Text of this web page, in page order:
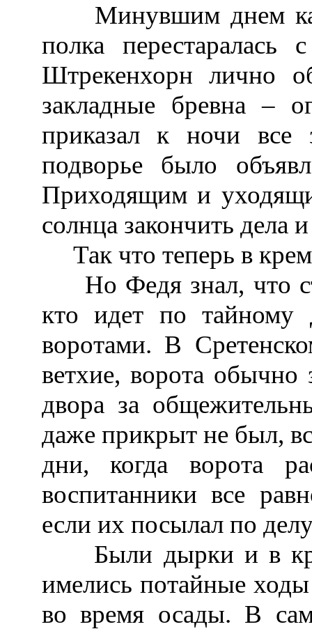
Минувшим днем
полка перестаралась
Штрекенхорн лично
закладные бревна –
приказал к ночи все
подворье было
Приходящим и
солнца закончить дела
Так что теперь в
Но Федя знал, что
кто идет по тайному
воротами. В
ветхие, ворота
двора за
даже прикрыт не был,
дни, когда ворота
воспитанники все
если их посылал по
Были дырки и в
имелись потайные
во время осады. В